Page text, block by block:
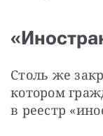
Столь же
котором
в реестр